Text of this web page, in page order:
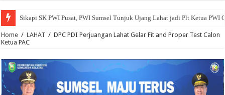
Sikapi SK PWI Pusat, PWI Sumsel Tunjuk Ujang Lahat jadi Plt Ketua PWI
Home / LAHAT / DPC PDI Perjuangan Lahat Gelar Fit and Proper Test Calon
Ketua PAC